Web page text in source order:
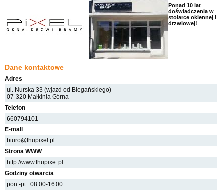
Ponad 10 lat
doświadczenia w
stolarce okiennej i
drzwiowej!
Dane kontaktowe
Adres
ul. Nurska 33 (wjazd od Biegańskiego)
07-320 Małkinia Górna
Telefon
660794101
E-mail
biuro@fhupixel.pl
Strona WWW
http://www.fhupixel.pl
Godziny otwarcia
pon.-pt.: 08:00-16:00